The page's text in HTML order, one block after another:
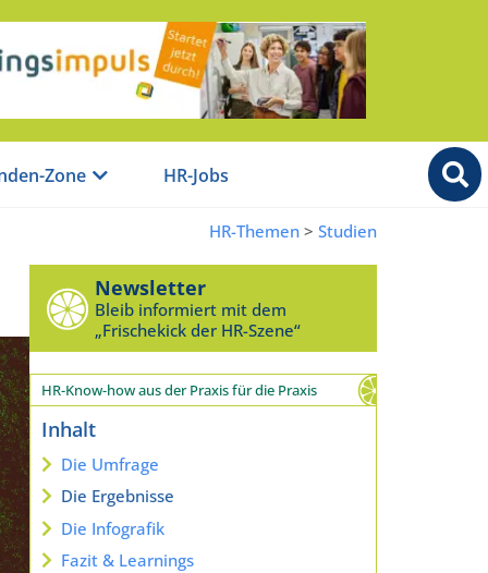
Zone HR-Jobs
HR-Themen > Studien
Newsletter
Bleib informiert mit dem
„Frischekick der HR-Szene“
HR-Know-how aus der Praxis für die Praxis
Inhalt
Die Umfrage
Die Ergebnisse
Die Infografik
Fazit & Learnings